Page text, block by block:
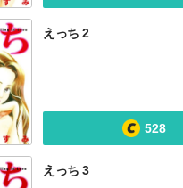
えっち 2
528
えっち 3